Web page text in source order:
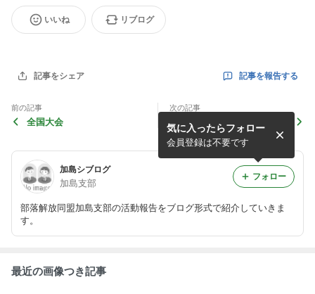
いいね リブログ
記事をシェア 記事を報告する
前の記事
全国大会
次の記事
加島シブログ
加島支部
部落解放同盟加島支部の活動報告をブログ形式で紹介していきま
す。
気に入ったらフォロー
会員登録は不要です
フォロー
最近の画像つき記事